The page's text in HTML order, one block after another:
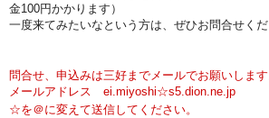
金100円かかります）
一度来てみたいなという方は、ぜひお問合せくだ
問合せ、申込みは三好までメールでお願いします
メールアドレス ei.miyoshi☆s5.dion.ne.jp
☆を＠に変えて送信してください。